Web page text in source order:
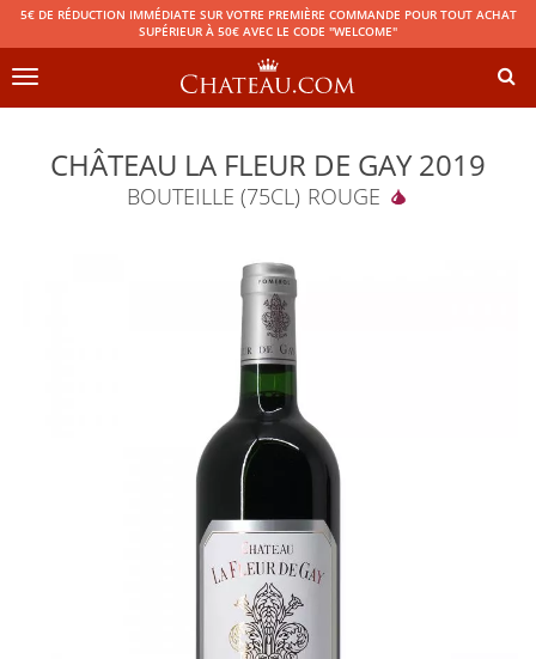
5€ DE RÉDUCTION IMMÉDIATE SUR VOTRE PREMIÈRE COMMANDE POUR TOUT ACHAT
SUPÉRIEUR À 50€ AVEC LE CODE "WELCOME"
Toggle
CHÂTEAU LA FLEUR DE GAY 2019
BOUTEILLE (75CL) ROUGE